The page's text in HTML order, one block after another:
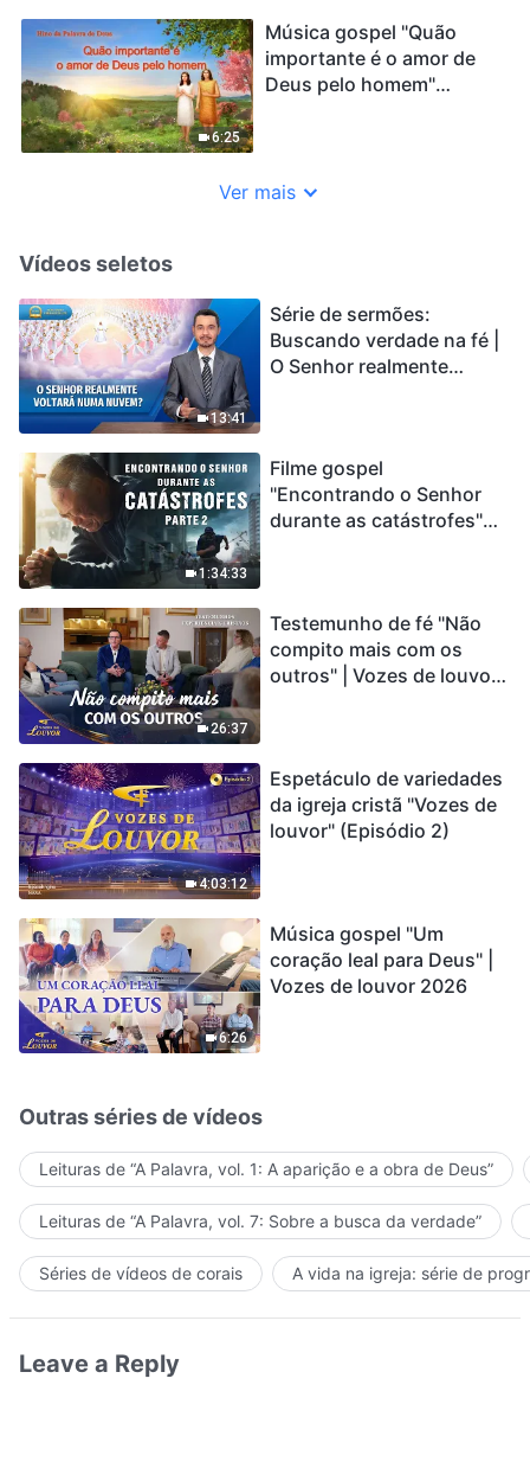
6:25
Música gospel "Quão
importante é o amor de
Deus pelo homem"
Ver mais
Vídeos seletos
13:41
Série de sermões:
Buscando verdade na fé |
O Senhor realmente
1:34:33
Filme gospel
"Encontrando o Senhor
durante as catástrofes"
catástrofes ccontecem, a
humanidade está
entrando em contagem
26:37
Testemunho de fé "Não
compito mais com os
outros" | Vozes de louvor
4:03:12
Espetáculo de variedades
da igreja cristã "Vozes de
louvor" (Episódio 2)
6:26
Música gospel "Um
coração leal para Deus" |
Vozes de louvor 2026
Outras séries de vídeos
Leituras de “A Palavra, vol. 1: A aparição e a obra de Deus”
Leituras de “A Palavra, vol. 7: Sobre a busca da verdade”
Séries de vídeos de corais A vida na igreja: série de
Leave a Reply